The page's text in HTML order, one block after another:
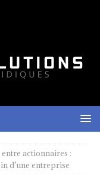
actionnaires :
d’une entreprise